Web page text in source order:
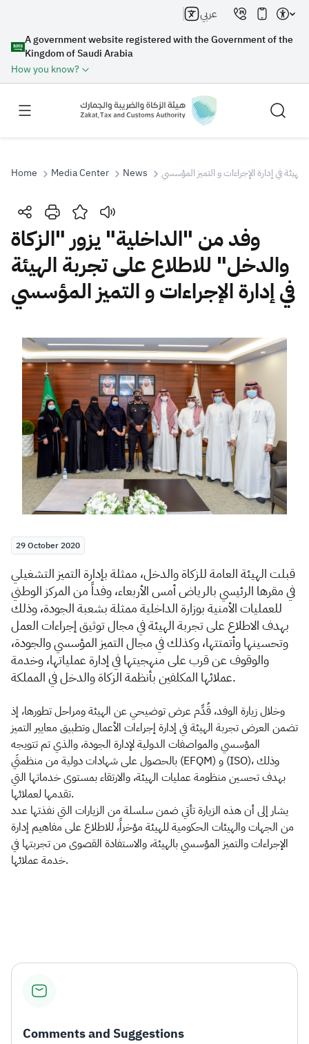
A government website registered with the Government of the
Kingdom of Saudi Arabia
How you know?
عربي
Search
Search Search AI
Suggestions
Zakat Customs VAT
Tax Declaration
Real Estate Transactions
Home Media Center News في إدارة الإجراءات و التميز المؤسسي
وفد من "الداخلية" يزور "الزكاة
والدخل" للاطلاع على تجربة الهيئة
في إدارة الإجراءات و التميز المؤسسي
29 October 2020
​​​​​​قبلت الهيئة العامة للزكاة والدخل، ممثلة بإدارة التميز التشغيلي
في مقرها الرئيسي بالرياض أمس الأربعاء، وفداً من المركز الوطني
للعمليات الأمنية بوزارة الداخلية ممثلة بشعبة الجودة، وذلك
بهدف الاطلاع على تجربة الهيئة في مجال توثيق إجراءات العمل
وتحسينها وأتمتتها، وكذلك في مجال التميز المؤسسي والجودة،
والوقوف عن قرب على منهجيتها في إدارة عملياتها، وخدمة
عملائها المكلفين بأنظمة الزكاة والدخل في المملكة.
وخلال زيارة الوفد، قُدِّم عرض توضيحي عن الهيئة ومراحل تطورها، إذ
تضمن العرض تجربة الهيئة في إدارة إجراءات الأعمال وتطبيق معايير التميز
المؤسسي والمواصفات الدولية لإدارة الجودة، والذي تم تتويجه
بالحصول على شهادات دولية من منظمتَي (EFQM) و (ISO)، وذلك
بهدف تحسين منظومة عمليات الهيئة، والارتقاء بمستوى خدماتها التي
تقدمها لعملائها.
يشار إلى أن هذه الزيارة تأتي ضمن سلسلة من الزيارات التي نفذتها عدد
من الجهات والهيئات الحكومية للهيئة مؤخراً، للاطلاع على مفاهيم إدارة
الإجراءات والتميز المؤسسي بالهيئة، والاستفادة القصوى من تجربتها في
خدمة عملائها.
Comments and Suggestions